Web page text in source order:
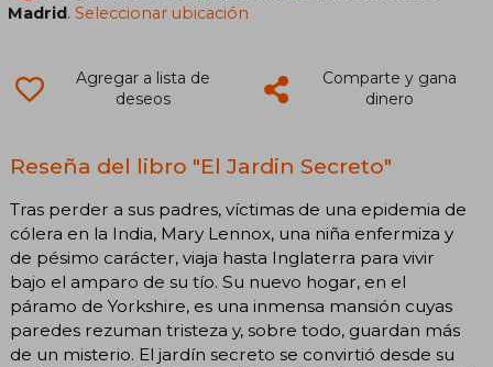
Madrid.Seleccionar ubicación
Agregar a lista de
deseos
Comparte y gana
dinero
Reseña del libro "El Jardin Secreto"
Tras perder a sus padres, víctimas de una epidemia de
cólera en la India, Mary Lennox, una niña enfermiza y
de pésimo carácter, viaja hasta Inglaterra para vivir
bajo el amparo de su tío. Su nuevo hogar, en el
páramo de Yorkshire, es una inmensa mansión cuyas
paredes rezuman tristeza y, sobre todo, guardan más
de un misterio. El jardín secreto se convirtió desde su